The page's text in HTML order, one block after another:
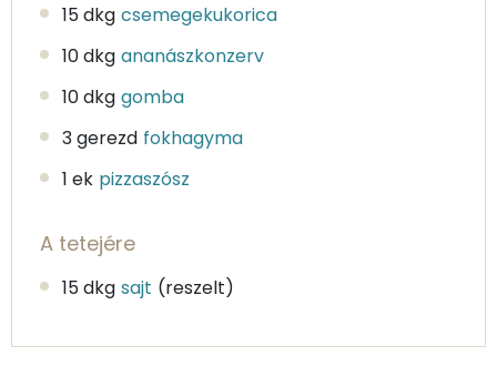
15 dkg csemegekukorica
10 dkg ananászkonzerv
10 dkg gomba
3 gerezd fokhagyma
1 ek pizzaszósz
A tetejére
15 dkg sajt (reszelt)